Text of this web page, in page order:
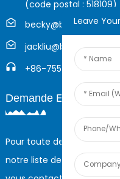
(code postal : 518109)
+86-755-21014277
Demande En Ligne
Pour toute demande de
notre liste de prix, veuillez
Leave